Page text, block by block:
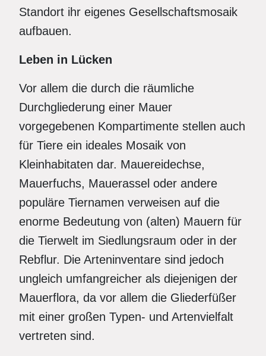
Standort ihr eigenes Gesellschaftsmosaik
aufbauen.
Leben in Lücken
Vor allem die durch die räumliche
Durchgliederung einer Mauer
vorgegebenen Kompartimente stellen auch
für Tiere ein ideales Mosaik von
Kleinhabitaten dar. Mauereidechse,
Mauerfuchs, Mauerassel oder andere
populäre Tiernamen verweisen auf die
enorme Bedeutung von (alten) Mauern für
die Tierwelt im Siedlungsraum oder in der
Rebflur. Die Arteninventare sind jedoch
ungleich umfangreicher als diejenigen der
Mauerflora, da vor allem die Gliederfüßer
mit einer großen Typen- und Artenvielfalt
vertreten sind.